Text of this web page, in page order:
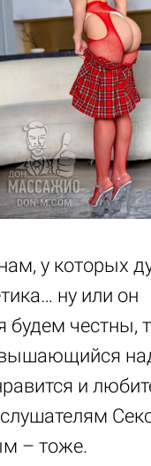
у которых
ну или он
будем честны,
и
– тоже.